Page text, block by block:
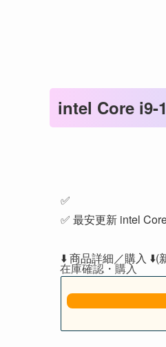
intel Core i9-
✅
✅ 最安更新 intel
⬇️ 商品詳細／購入 ⬇️(